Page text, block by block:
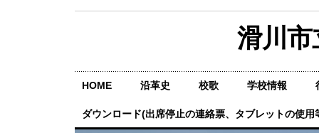
滑川市
HOME 沿革史 校歌 学校情報
ダウンロード(出席停止の連絡票、タブレットの使用